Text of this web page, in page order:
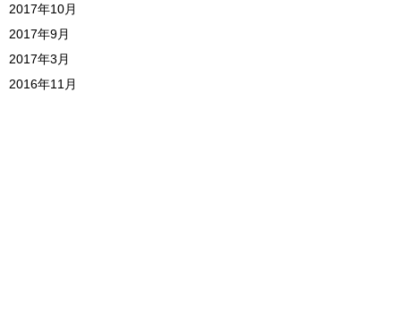
2017年10月
2017年9月
2017年3月
2016年11月